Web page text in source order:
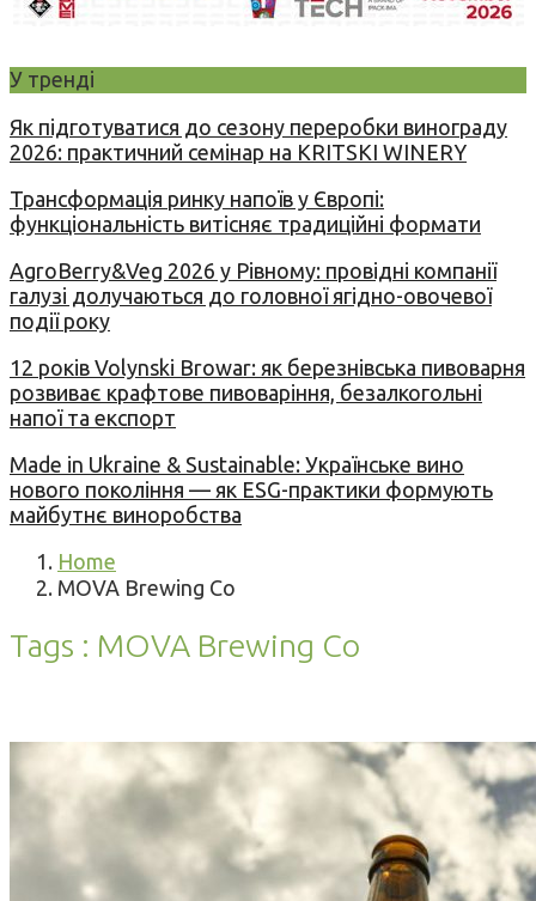
У тренді
Як підготуватися до сезону переробки винограду
2026: практичний семінар на KRITSKI WINERY
Трансформація ринку напоїв у Європі:
функціональність витісняє традиційні формати
AgroBerry&Veg 2026 у Рівному: провідні компанії
галузі долучаються до головної ягідно-овочевої
події року
12 років Volynski Browar: як березнівська пивоварня
розвиває крафтове пивоваріння, безалкогольні
напої та експорт
Made in Ukraine & Sustainable: Українське вино
нового покоління — як ESG-практики формують
майбутнє виноробства
Home
MOVA Brewing Co
Tags : MOVA Brewing Co